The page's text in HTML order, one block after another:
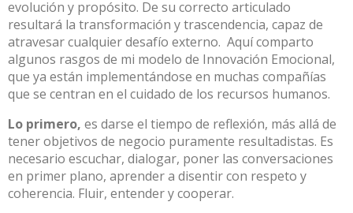
evolución y propósito. De su correcto articulado
resultará la transformación y trascendencia, capaz de
atravesar cualquier desafío externo. Aquí comparto
algunos rasgos de mi modelo de Innovación Emocional,
que ya están implementándose en muchas compañías
que se centran en el cuidado de los recursos humanos.
Lo primero, es darse el tiempo de reflexión, más allá de
tener objetivos de negocio puramente resultadistas. Es
necesario escuchar, dialogar, poner las conversaciones
en primer plano, aprender a disentir con respeto y
coherencia. Fluir, entender y cooperar.